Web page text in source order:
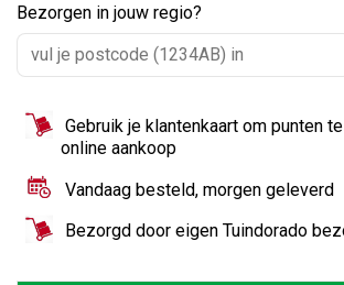
Bezorgen in jouw regio?
Gebruik je klantenkaart om punten
online aankoop
Vandaag besteld, morgen geleverd
Bezorgd door eigen Tuindorado